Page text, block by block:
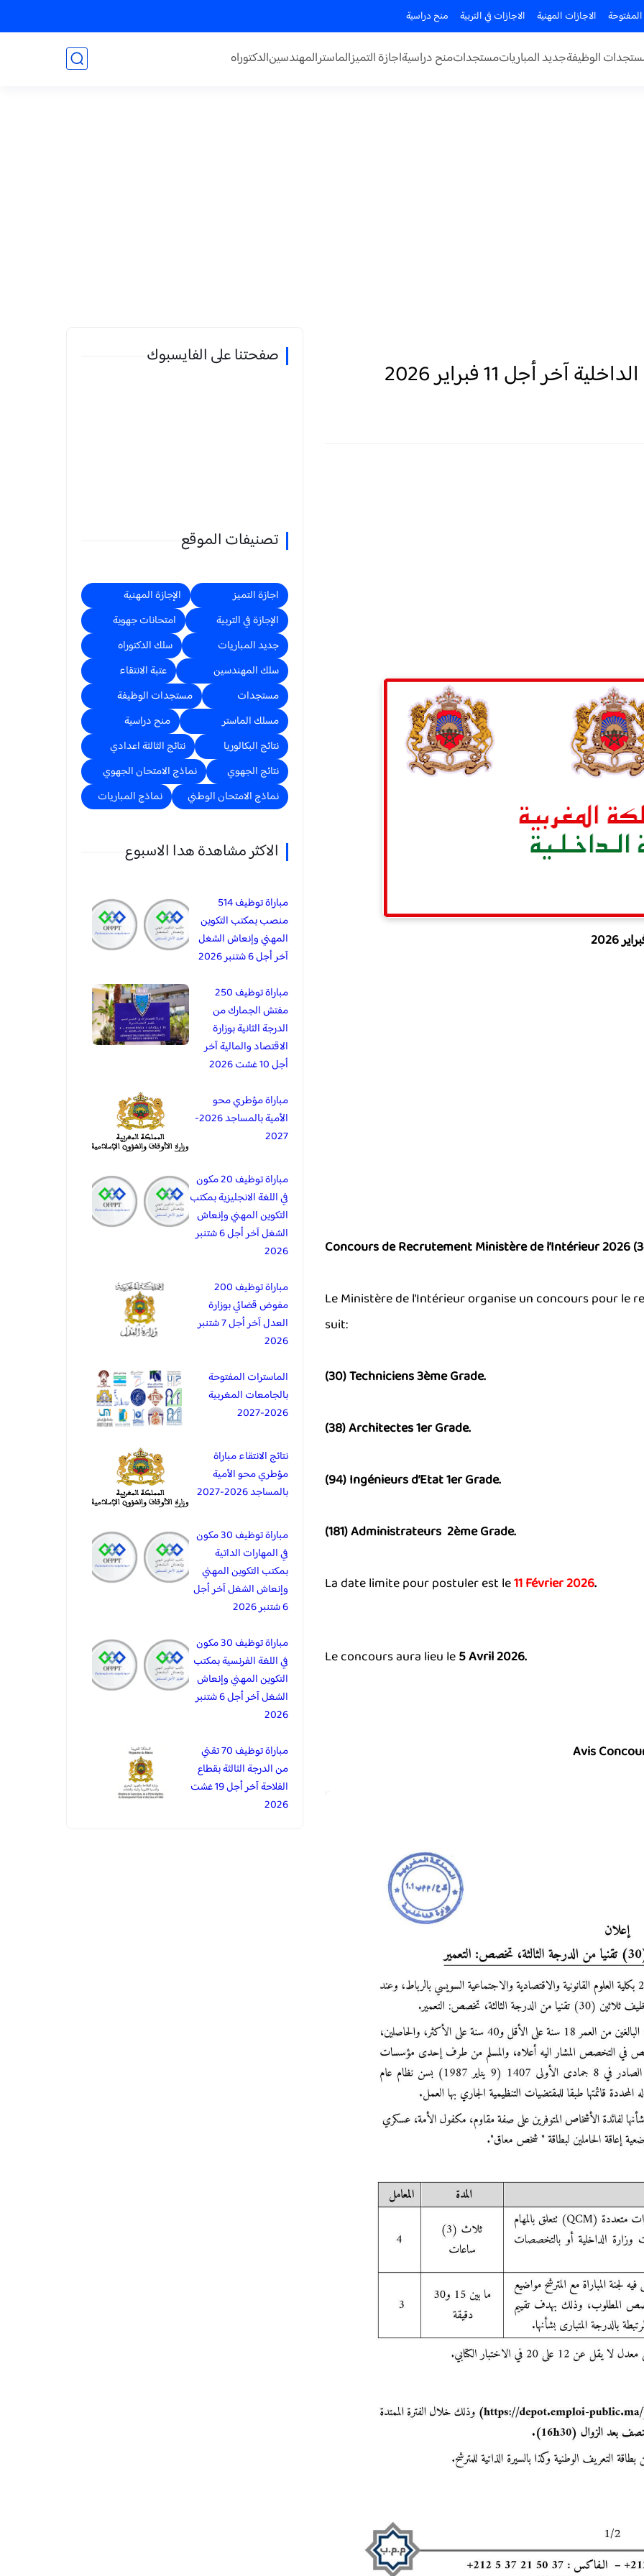
الاجازات المهنية الاجازات في التربية منح دراسية
الوظيفةجديد المبارياتمستجداتمنح دراسيةاجازة التميزالماسترالمهندسينالدكتوراه
Concours de Recrutement Ministère de l’Intérieur 2026
Le Ministère de l’Intérieur organise un concours pour le
suit:
(30) Techniciens 3ème Grade.
(38) Architectes 1er Grade.
(94) Ingénieurs d’Etat 1er Grade.
(181) Administrateurs 2ème Grade.
La date limite pour postuler est le11 Février 2026.
Le concours aura lieu le5 Avril 2026.
Avis
صفحتنا على الفايسبوك
تصنيفات الموقع
اجازة التميز
الإجازة المهنية
الإجازة في التربية
امتحانات جهوية
جديد المباريات
سلك الدكتوراه
سلك المهندسين
عتبة الانتقاء
مستجدات
مستجدات الوظيفة
مسلك الماستر
منح دراسية
نتائج البكالوريا
نتائج الثالثة اعدادي
نتائج الجهوي
نماذج الامتحان الجهوي
نماذج الامتحان الوطني
نماذج المباريات
الاكثر مشاهدة هدا الاسبوع
مباراة توظيف 514
منصب بمكتب التكوين
المهني وإنعاش الشغل
آخر أجل 6 شتنبر 2026
مباراة توظيف 250
مفتش الجمارك من
الدرجة الثانية بوزارة
الاقتصاد والمالية آخر
أجل 10 غشت 2026
مباراة مؤطري محو
الأمية بالمساجد 2026-
2027
مباراة توظيف 20 مكون
في اللغة الانجليزية بمكتب
التكوين المهني وإنعاش
الشغل آخر أجل 6 شتنبر
2026
مباراة توظيف 200
مفوض قضائي بوزارة
العدل آخر أجل 7 شتنبر
2026
الماسترات المفتوحة
بالجامعات المغربية
2026-2027
نتائج الانتقاء مباراة
مؤطري محو الأمية
بالمساجد 2026-2027
مباراة توظيف 30 مكون
في المهارات الداتية
بمكتب التكوين المهني
وإنعاش الشغل آخر أجل
6 شتنبر 2026
مباراة توظيف 30 مكون
في اللغة الفرنسية بمكتب
التكوين المهني وإنعاش
الشغل آخر أجل 6 شتنبر
2026
مباراة توظيف 70 تقني
من الدرجة الثالثة بقطاع
الفلاحة آخر أجل 19 غشت
2026